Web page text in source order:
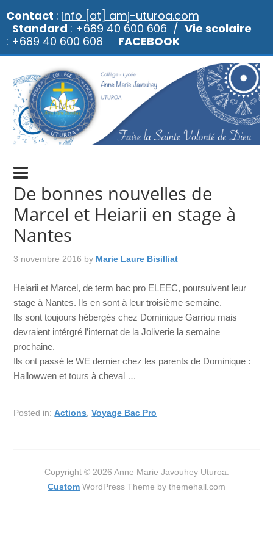
De bonnes nouvelles de
Marcel et Heiarii en stage à
Nantes
3 novembre 2016 by Marie Laure Bisilliat
Heiarii et Marcel, de term bac pro ELEEC, poursuivent leur
stage à Nantes. Ils en sont à leur troisième semaine.
Ils sont toujours hébergés chez Dominique Garriou mais
devraient intérgré l’internat de la Joliverie la semaine
prochaine.
Ils ont passé le WE dernier chez les parents de Dominique :
Hallowwen et tours à cheval …
Posted in:Actions ,Voyage Bac Pro
Copyright © 2026 Anne Marie Javouhey Uturoa.
Custom WordPress Theme by themehall.com
Contact : info [at] amj-uturoa.com
Standard : +689 40 600 606 / Vie scolaire
: +689 40 600 608 FACEBOOK